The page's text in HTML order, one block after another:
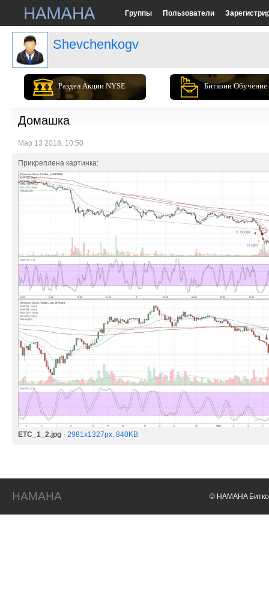
Группы Пользователи
Shevchenkogv
Раздел Акции NYSE Биткоин Обучение
Домашка
Мар 13 2018, 10:50
Прикреплена картинка:
ETC_1_2.jpg · 2981x1327px, 840KB
HAMAHA © HAMAHA